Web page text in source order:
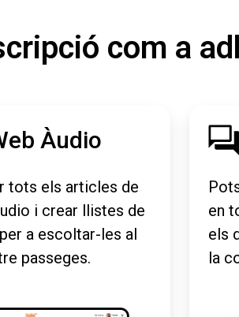
com a
Àudio
tots els articles de
i crear llistes de
a escoltar-les al
passeges.
en
els
la